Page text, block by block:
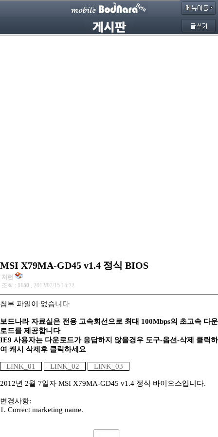
MSI X79MA-GD45 v1.4 정식 BIOS
처런
조회 : 1150 , 2012/02/15 15:22
첨부 파일이 없습니다
보드나라 자료실은 전용 고속회선으로 최대 100Mbps의 초고속 다운
로드를 제공합니다
IE9 사용자는 다운로드가 응답하지 않을경우 도구-옵션-삭제 클릭하
여 캐시 삭제후 클릭하세요
LINK_01 LINK_02 LINK_03
2012년 2월 7일자 MSI X79MA-GD45 v1.4 정식 바이오스입니다.
변경사항:
1. Correct marketing name.